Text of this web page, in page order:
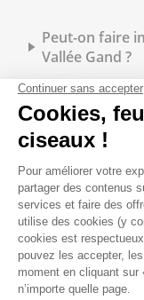
Peut-on faire
Vallée Gand ?
Quels types
magasin ?
Peut-on
personnalisés
Quelles
magasin ?